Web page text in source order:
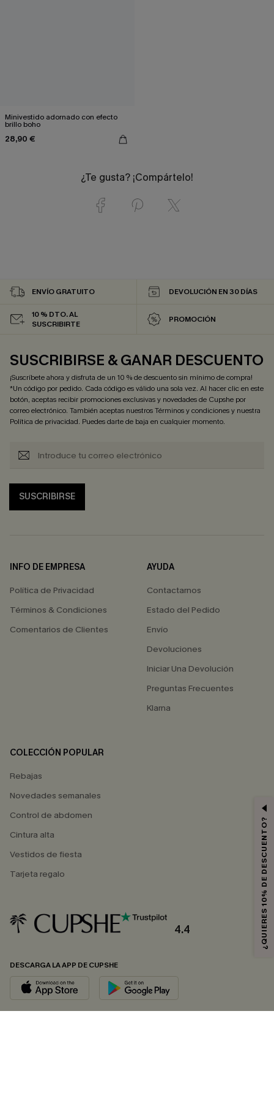
Minivestido adornado con efecto
brillo boho
28,90 €
¿Te gusta? ¡Compártelo!
ENVÍO GRATUITO DEVOLUCIÓN EN 30 DÍAS
10 % DTO. AL
SUSCRIBIRTE
PROMOCIÓN
SUSCRIBIRSE & GANAR DESCUENTO
¡Suscríbete ahora y disfruta de un 10 % de descuento sin mínimo de compra!
*Un código por pedido. Cada código es válido una sola vez. Al hacer clic en este
botón, aceptas recibir promociones exclusivas y novedades de Cupshe por
correo electrónico. También aceptas nuestrosTérminos y condicionesy nuestra
Política de privacidad. Puedes darte de baja en cualquier momento.
SUSCRIBIRSE
INFO DE EMPRESA
Política de Privacidad
Términos & Condiciones
Comentarios de Clientes
AYUDA
Contactarnos
Estado del Pedido
Envío
Devoluciones
Iniciar Una Devolución
Preguntas Frecuentes
Klarna
COLECCIÓN POPULAR
Rebajas
Novedades semanales
Control de abdomen
Cintura alta
Vestidos de fiesta
Tarjeta regalo
4.4
DESCARGA LA APP DE CUPSHE
¿QUIERES 10% DE DESCUENTO?